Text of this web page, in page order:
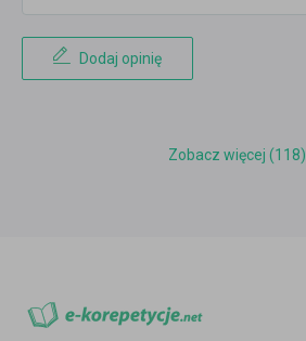
Dodaj opinię
Zobacz więcej (118)